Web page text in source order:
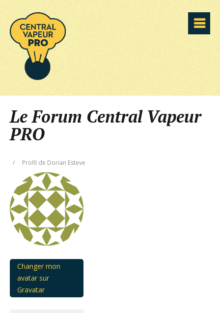
Le Forum Central Vapeur
PRO
/ Profil de Dorian Esteve
Changer mon
avatar sur
Gravatar